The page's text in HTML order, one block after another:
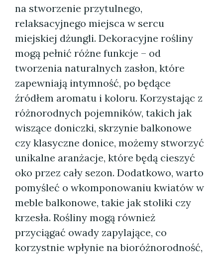
na stworzenie przytulnego,
relaksacyjnego miejsca w sercu
miejskiej dżungli. Dekoracyjne rośliny
mogą pełnić różne funkcje – od
tworzenia naturalnych zasłon, które
zapewniają intymność, po będące
źródłem aromatu i koloru. Korzystając z
różnorodnych pojemników, takich jak
wiszące doniczki, skrzynie balkonowe
czy klasyczne donice, możemy stworzyć
unikalne aranżacje, które będą cieszyć
oko przez cały sezon. Dodatkowo, warto
pomyśleć o wkomponowaniu kwiatów w
meble balkonowe, takie jak stoliki czy
krzesła. Rośliny mogą również
przyciągać owady zapylające, co
korzystnie wpłynie na bioróżnorodność,